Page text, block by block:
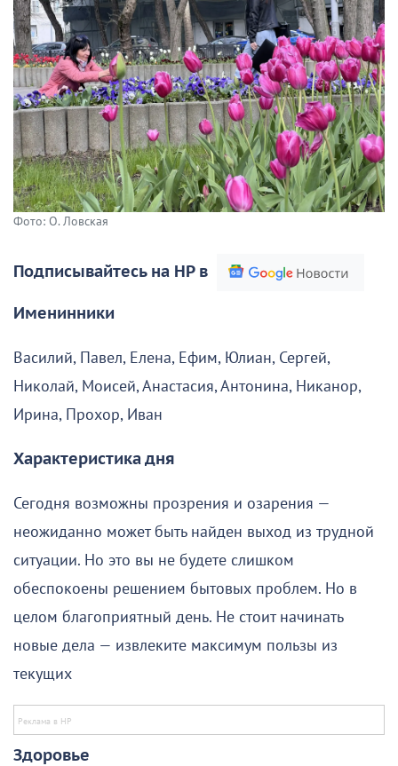
Фото: О. Ловская
Подписывайтесь на НР в
Именинники
Василий, Павел, Елена, Ефим, Юлиан, Сергей,
Николай, Моисей, Анастасия, Антонина, Никанор,
Ирина, Прохор, Иван
Характеристика дня
Сегодня возможны прозрения и озарения —
неожиданно может быть найден выход из трудной
ситуации. Но это вы не будете слишком
обеспокоены решением бытовых проблем. Но в
целом благоприятный день. Не стоит начинать
новые дела — извлеките максимум пользы из
текущих
Здоровье